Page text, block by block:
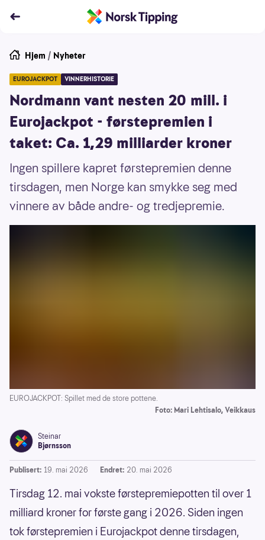
Hjem / Nyheter
EUROJACKPOT VINNERHISTORIE
Nordmann vant nesten 20 mill. i
Eurojackpot - førstepremien i
taket: Ca. 1,29 milliarder kroner
Ingen spillere kapret førstepremien denne
tirsdagen, men Norge kan smykke seg med
vinnere av både andre- og tredjepremie.
EUROJACKPOT: Spillet med de store pottene.
Foto: Mari Lehtisalo, Veikkaus
Steinar
Bjørnsson
Publisert: 19. mai 2026 Endret: 20. mai 2026
Tirsdag 12. mai vokste førstepremiepotten til over 1
milliard kroner for første gang i 2026. Siden ingen
tok førstepremien i Eurojackpot denne tirsdagen,